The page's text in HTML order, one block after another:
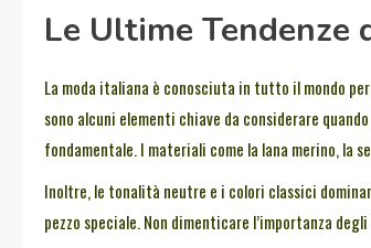
Le Ultime Tendenze
La moda italiana è conosciuta in tutto il mondo
sono alcuni elementi chiave da considerare
fondamentale. I materiali come la lana merino, la
Inoltre, le tonalità neutre e i colori classici
pezzo speciale. Non dimenticare l’importanza